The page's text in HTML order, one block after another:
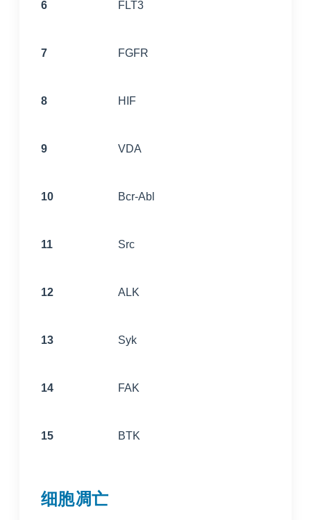
6 FLT3
7 FGFR
8 HIF
9 VDA
10 Bcr-Abl
11 Src
12 ALK
13 Syk
14 FAK
15 BTK
细胞凋亡